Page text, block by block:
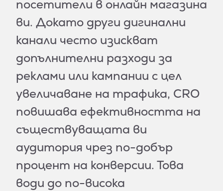
посетители в онлайн магазина
ви. Докато други дигинални
канали често изискват
допълнителни разходи за
реклами или кампании с цел
увеличаване на трафика, CRO
повишава ефективността на
съществуващата ви
аудитория чрез по-добър
процент на конверсии. Това
води до по-висока